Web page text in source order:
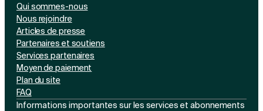
Qui sommes-nous
Nous rejoindre
Articles de presse
Partenaires et soutiens
Services partenaires
Moyen de paiement
Plan du site
FAQ
Informations importantes sur les services et abonnements